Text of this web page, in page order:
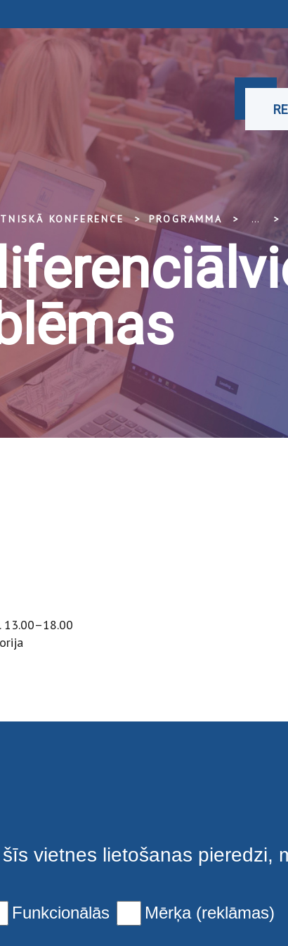
KONFERENCE PROGRAMMA ...
13.00–18.00
vietnes lietošanas pieredzi,
Funkcionālās
Mērķa (reklāmas)